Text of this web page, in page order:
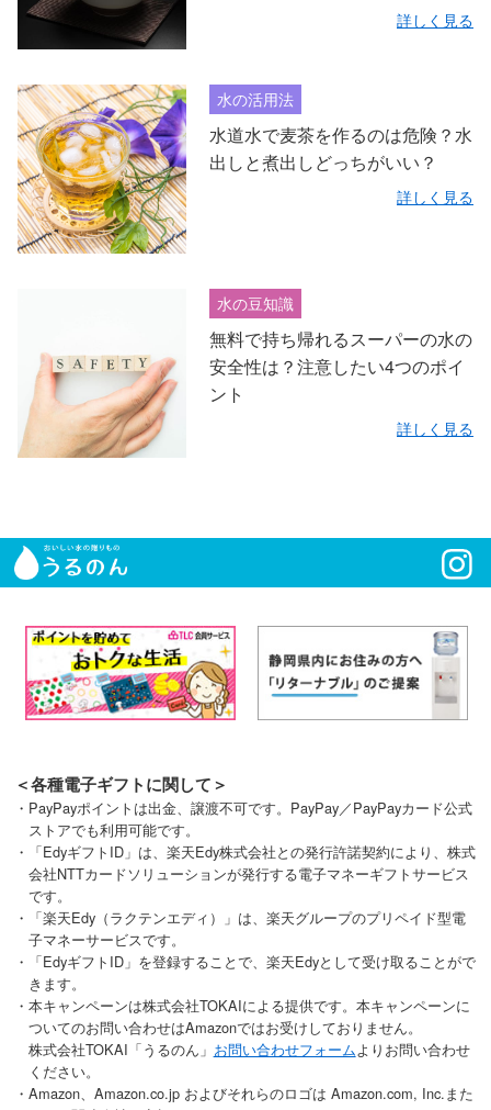
詳しく見る
水の活用法
水道水で麦茶を作るのは危険？水
出しと煮出しどっちがいい？
詳しく見る
水の豆知識
無料で持ち帰れるスーパーの水の
安全性は？注意したい4つのポイ
ント
詳しく見る
＜各種電子ギフトに関して＞
・PayPayポイントは出金、譲渡不可です。PayPay／PayPayカード公式
ストアでも利用可能です。
・「EdyギフトID」は、楽天Edy株式会社との発行許諾契約により、株式
会社NTTカードソリューションが発行する電子マネーギフトサービス
です。
・「楽天Edy（ラクテンエディ）」は、楽天グループのプリペイド型電
子マネーサービスです。
・「EdyギフトID」を登録することで、楽天Edyとして受け取ることがで
きます。
・本キャンペーンは株式会社TOKAIによる提供です。本キャンペーンに
ついてのお問い合わせはAmazonではお受けしておりません。
株式会社TOKAI「うるのん」 お問い合わせフォームよりお問い合わせ
ください。
・Amazon、Amazon.co.jp およびそれらのロゴは Amazon.com, Inc.また